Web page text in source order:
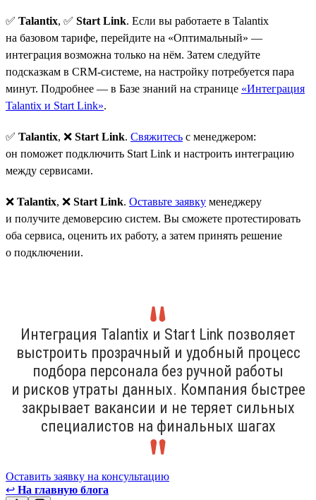
✅ Talantix, ✅ Start Link. Если вы работаете в Talantix
на базовом тарифе, перейдите на «Оптимальный» —
интеграция возможна только на нём. Затем следуйте
подсказкам в CRM-системе, на настройку потребуется пара
минут. Подробнее — в Базе знаний на странице «Интеграция
Talantix и Start Link».
✅ Talantix, ❌ Start Link. Свяжитесь с менеджером:
он поможет подключить Start Link и настроить интеграцию
между сервисами.
❌ Talantix, ❌ Start Link. Оставьте заявку менеджеру
и получите демоверсию систем. Вы сможете протестировать
оба сервиса, оценить их работу, а затем принять решение
о подключении.
Интеграция Talantix и Start Link позволяет
выстроить прозрачный и удобный процесс
подбора персонала без ручной работы
и рисков утраты данных. Компания быстрее
закрывает вакансии и не теряет сильных
специалистов на финальных шагах
Оставить заявку на консультацию
↩ На главную блога